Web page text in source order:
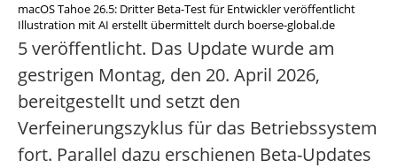
macOS Tahoe 26.5: Dritter Beta-Test für Entwickler veröffentlicht
Illustration mit AI erstellt übermittelt durch boerse-global.de
5 veröffentlicht. Das Update wurde am
gestrigen Montag, den 20. April 2026,
bereitgestellt und setzt den
Verfeinerungszyklus für das Betriebssystem
fort. Parallel dazu erschienen Beta-Updates